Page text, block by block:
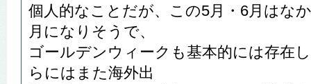
個人的なことだが、この5月・6月はな
月になりそうで、
ゴールデンウィークも基本的には存在
らにはまた海外出